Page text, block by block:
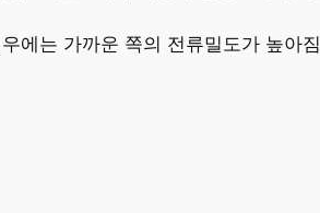
에는 가까운 쪽의 전류밀도가 높아짐